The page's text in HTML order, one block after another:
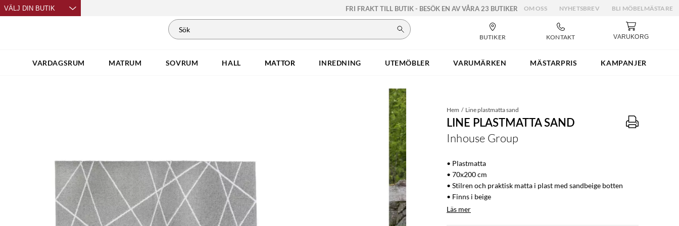
VÄLJ DIN BUTIK FRI FRAKT TILL BUTIK - BESÖK EN AV VÅRA 23 BUTIKER OM OSS NYHETSBREV BLI MÖBELMÄSTARE
BUTIKER KONTAKT VARUKORG
VARDAGSRUM MATRUM SOVRUM HALL MATTOR INREDNING UTEMÖBLER VARUMÄRKEN MÄSTARPRIS KAMPANJER
Hem Line plastmatta sand
LINE PLASTMATTA SAND
Inhouse Group
• Plastmatta
• 70x200 cm
• Stilren och praktisk matta i plast med sandbeige botten
• Finns i beige
Läs mer